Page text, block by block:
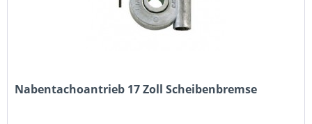
Nabentachoantrieb 17 Zoll Scheibenbremse